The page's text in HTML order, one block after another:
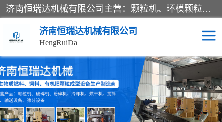
济南恒瑞达机械有限公司主营：颗粒机、环模颗粒机、平模颗粒机、粉碎机、滚筒筛分机、冷却机、颗粒燃烧机、生物质颗粒机、木屑颗粒机、秸秆颗粒机、饲料颗粒机、燃料颗粒机、木材粉碎机、秸秆粉碎机、饲料粉碎机、颗粒冷却机、锯末滚筒筛、锤片粉碎机、滚筒筛、搅拌机等产品。
济南恒瑞达机械有限公司
HengRuiDa
颗粒机 环模颗粒机
平模颗粒机 生物质颗粒机